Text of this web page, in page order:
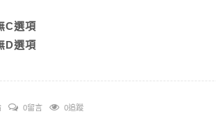
C選項
D選項
0留言 0追蹤